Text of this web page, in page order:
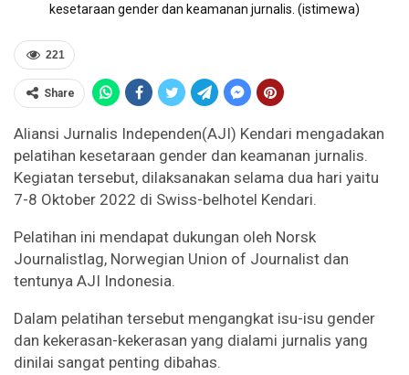
kesetaraan gender dan keamanan jurnalis. (istimewa)
221
Share
Aliansi Jurnalis Independen(AJI) Kendari mengadakan
pelatihan kesetaraan gender dan keamanan jurnalis.
Kegiatan tersebut, dilaksanakan selama dua hari yaitu
7-8 Oktober 2022 di Swiss-belhotel Kendari.
Pelatihan ini mendapat dukungan oleh Norsk
Journalistlag, Norwegian Union of Journalist dan
tentunya AJI Indonesia.
Dalam pelatihan tersebut mengangkat isu-isu gender
dan kekerasan-kekerasan yang dialami jurnalis yang
dinilai sangat penting dibahas.